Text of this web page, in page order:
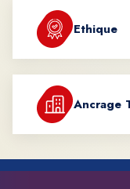
Ethique
Ancrage